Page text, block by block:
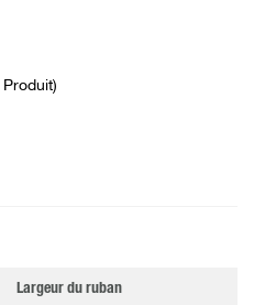
Produit)
Largeur du ruban